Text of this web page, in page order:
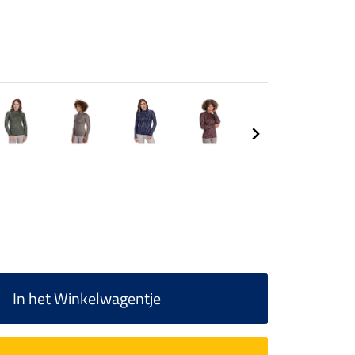
In het Winkelwagentje